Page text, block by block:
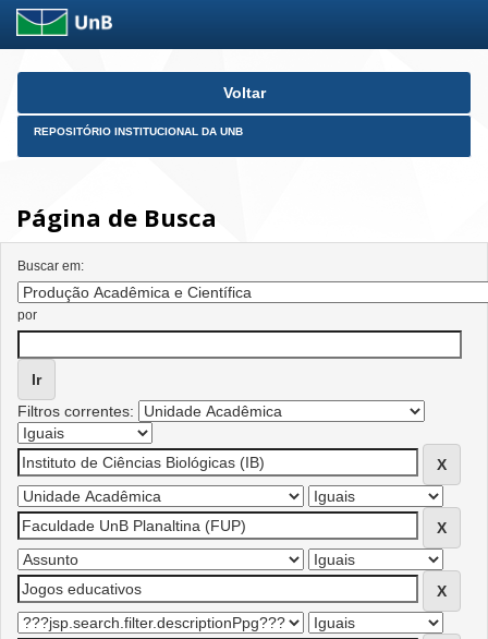
Skip
Voltar
REPOSITÓRIO INSTITUCIONAL DA UNB
Página de Busca
Buscar em:
por
Filtros correntes: